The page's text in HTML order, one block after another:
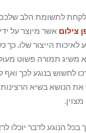
לקחת לתשומת הלב
צילום אשר מיוצר על
לאיכות הייצור שלו. כך
משיג תמורה פשוט
לחשוש בנוגע לכך ואף
הנושא בשיא הרצינות
הנוגע לדבר יוכלו